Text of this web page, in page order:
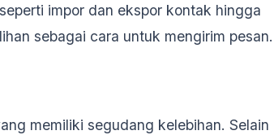
impor dan ekspor kontak hingga
sebagai cara untuk mengirim pesan.
memiliki segudang kelebihan. Selain